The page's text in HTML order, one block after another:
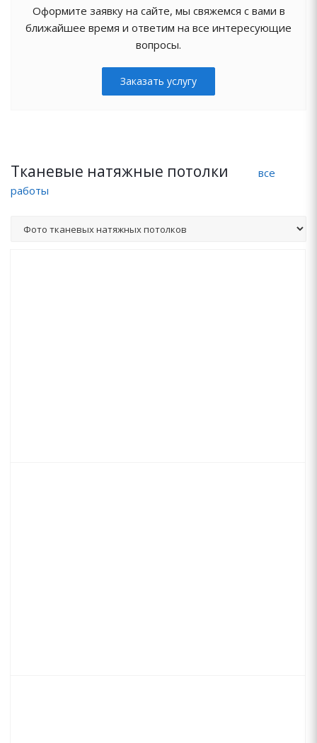
Оформите заявку на сайте, мы свяжемся с вами в
ближайшее время и ответим на все интересующие
вопросы.
Заказать услугу
Тканевые натяжные потолки
все
работы